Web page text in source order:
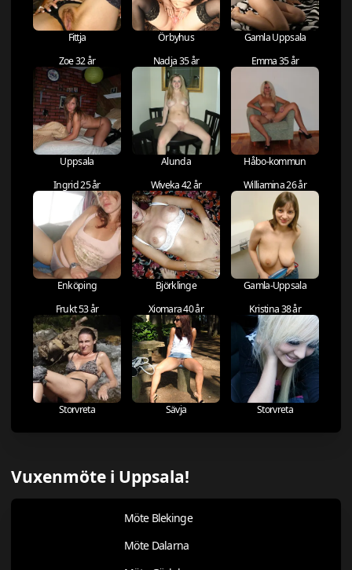
Fittja Örbyhus
Gamla Uppsala
Zoe 32 år
Uppsala
Nadja 35 år
Alunda
Emma 35 år
Håbo-kommun
Ingrid 25 år
Enköping
Wiveka 42 år
Björklinge
Williamina 26 år
Gamla-Uppsala
Frukt 53 år
Storvreta
Xiomara 40 år
Sävja
Kristina 38 år
Storvreta
Vuxenmöte i Uppsala!
Möte Blekinge
Möte Dalarna